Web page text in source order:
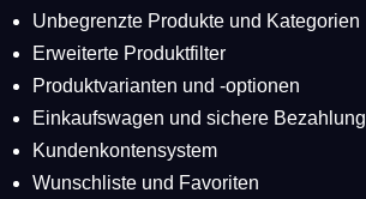
Unbegrenzte Produkte und Kategorien
Erweiterte Produktfilter
Produktvarianten und -optionen
Einkaufswagen und sichere Bezahlung
Kundenkontensystem
Wunschliste und Favoriten